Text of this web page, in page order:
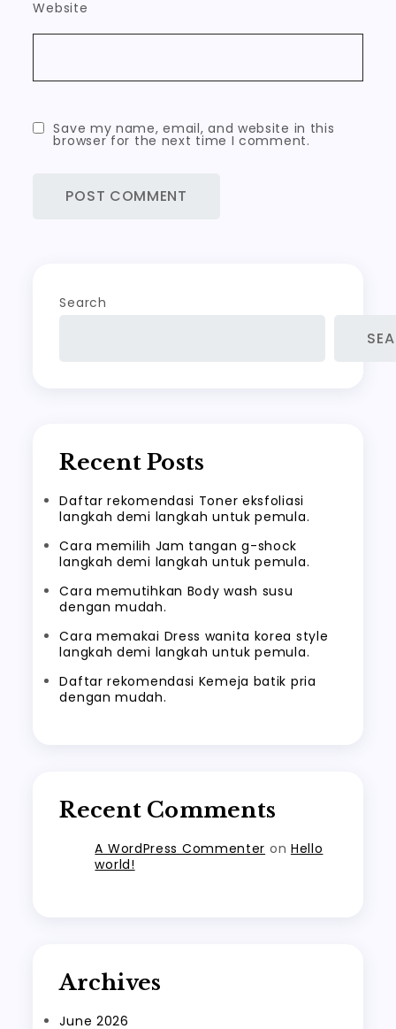
Website
Save my name, email, and website in this
browser for the next time I comment.
Search
Recent Posts
Daftar rekomendasi Toner eksfoliasi
langkah demi langkah untuk pemula.
Cara memilih Jam tangan g-shock
langkah demi langkah untuk pemula.
Cara memutihkan Body wash susu
dengan mudah.
Cara memakai Dress wanita korea style
langkah demi langkah untuk pemula.
Daftar rekomendasi Kemeja batik pria
dengan mudah.
Recent Comments
A WordPress Commenter on Hello
world!
Archives
June 2026